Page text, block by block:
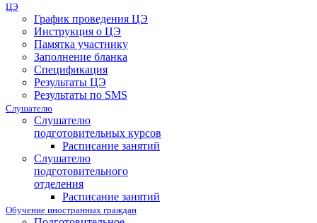
ЦЭ
График проведения ЦЭ
Инструкция о ЦЭ
Памятка участнику
Заполнение бланка
Спецификация
Результаты ЦЭ
Результаты по SMS
Слушателю
Слушателю
подготовительных курсов
Расписание занятий
Слушателю
подготовительного
отделения
Расписание занятий
Обучение иностранных граждан